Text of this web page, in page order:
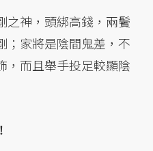
之神，頭綁高錢，兩鬢
；家將是陰間鬼差，不
，而且舉手投足較顯陰